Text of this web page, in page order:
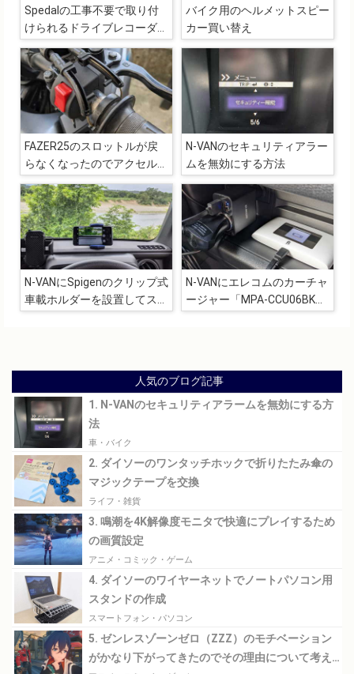
Spedalの工事不要で取り付
けられるドライブレコーダー
兼カーオーディオ
「CL860L」
バイク用のヘルメットスピー
カー買い替え
FAZER25のスロットルが戻
らなくなったのでアクセルワ
イヤーのメンテナンス
N-VANのセキュリティアラー
ムを無効にする方法
N-VANにSpigenのクリップ式
車載ホルダーを設置してスマ
N-VANにエレコムのカーチャ
ージャー「MPA-CCU06BK」
人気のブログ記事
1. N-VANのセキュリティアラームを無効にする方
法
車・バイク
2. ダイソーのワンタッチホックで折りたたみ傘の
マジックテープを交換
ライフ・雑貨
3. 鳴潮を4K解像度モニタで快適にプレイするため
の画質設定
アニメ・コミック・ゲーム
4. ダイソーのワイヤーネットでノートパソコン用
スタンドの作成
スマートフォン・パソコン
5. ゼンレスゾーンゼロ（ZZZ）のモチベーション
がかなり下がってきたのでその理由について考え